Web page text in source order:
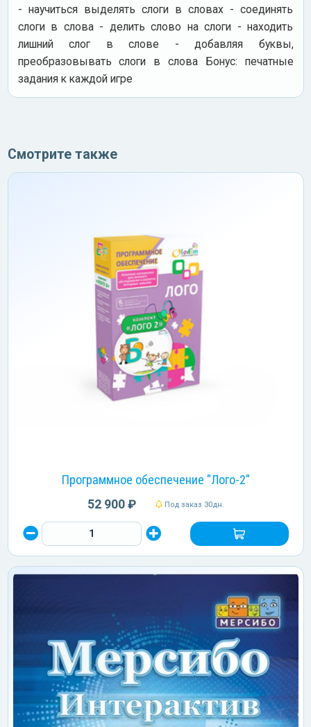
- научиться выделять слоги в словах - соединять
слоги в слова - делить слово на слоги - находить
лишний слог в слове - добавляя буквы,
преобразовывать слоги в слова Бонус: печатные
задания к каждой игре
Смотрите также
Программное обеспечение "Лого-2"
52 900 ₽ Под заказ 30дн.